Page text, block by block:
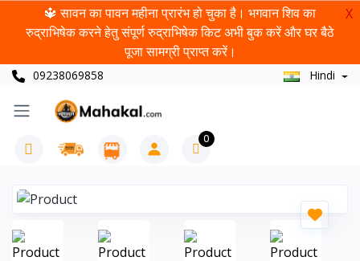
🔱 सावन का पावन महीना प्रारंभ हो चुका है। भगवान शिव का
रुद्राभिषेक करने हेतु संपूर्ण रुद्राभिषेक किट अभी बुक करें और घर बैठे
पूजा सामग्री प्राप्त करें।
X
09238069858 Hindi
0